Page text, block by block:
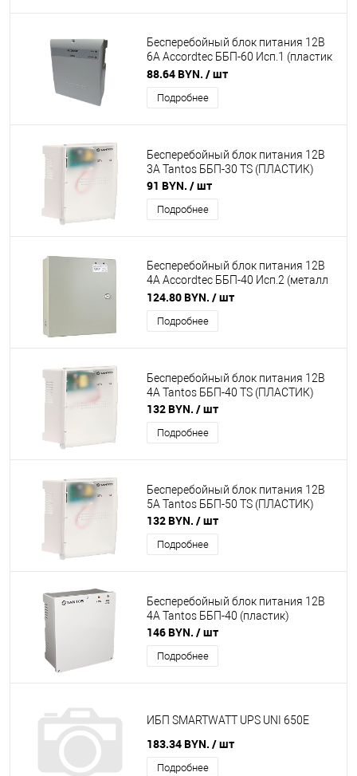
Бесперебойный блок питания 12В
6А Accordtec ББП-60 Исп.1 (пластик
белый)
88.64 BYN. / шт
Подробнее
Бесперебойный блок питания 12В
3А Tantos ББП-30 TS (ПЛАСТИК)
91 BYN. / шт
Подробнее
Бесперебойный блок питания 12В
4А Accordtec ББП-40 Исп.2 (металл
серый)
124.80 BYN. / шт
Подробнее
Бесперебойный блок питания 12В
4А Tantos ББП-40 TS (ПЛАСТИК)
132 BYN. / шт
Подробнее
Бесперебойный блок питания 12В
5А Tantos ББП-50 TS (ПЛАСТИК)
132 BYN. / шт
Подробнее
Бесперебойный блок питания 12В
4А Tantos ББП-40 (пластик)
146 BYN. / шт
Подробнее
ИБП SMARTWATT UPS UNI 650E
183.34 BYN. / шт
Подробнее